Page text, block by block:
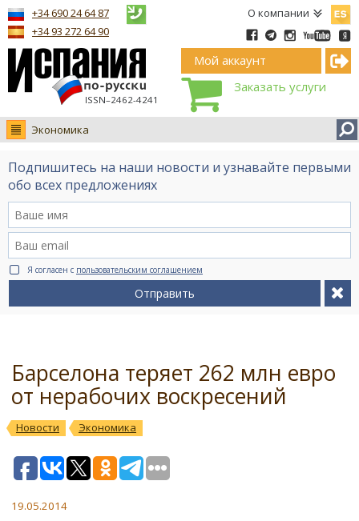
О компании
ISSN–2462-4241
+34 690 24 64 87
+34 93 272 64 90
Мой аккаунт
Заказать услуги
Экономика
Новости
Интервью
Видео Ruso.TV
BCN life
Сервис на немецком
Подпишитесь на наши новости и узнавайте первыми
обо всех предложениях
Я согласен с пользовательским соглашением
Отправить
Барселона теряет 262 млн евро
от нерабочих воскресений
Новости Экономика
19.05.2014